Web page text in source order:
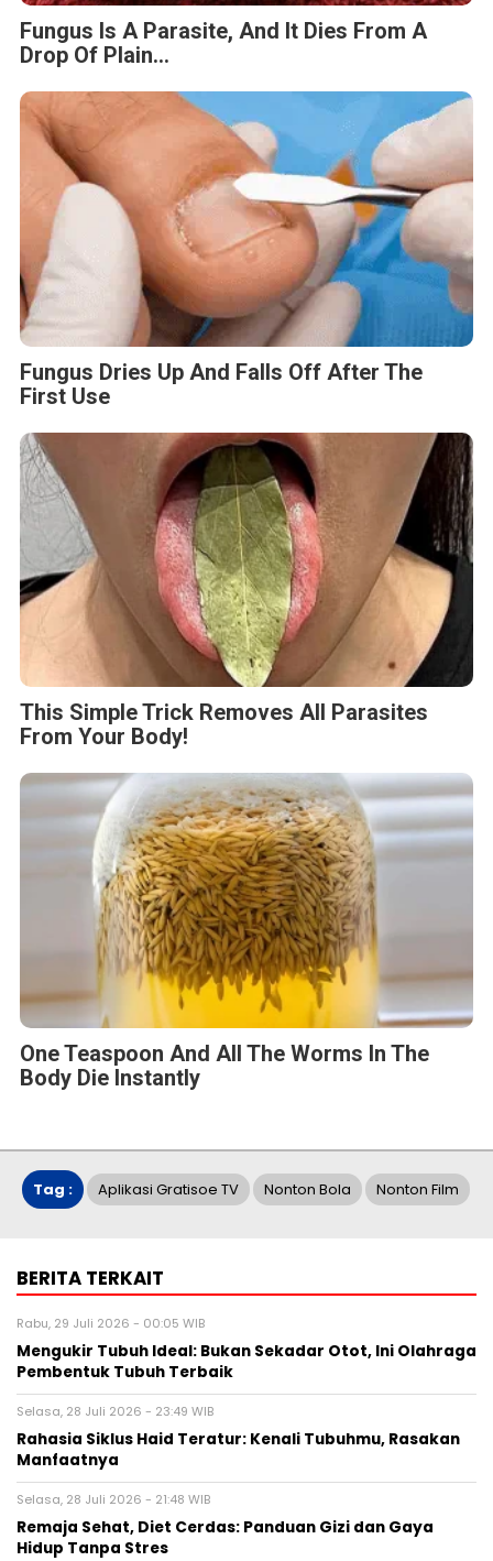
Fungus Is A Parasite, And It Dies From A
Drop Of Plain...
Fungus Dries Up And Falls Off After The
First Use
This Simple Trick Removes All Parasites
From Your Body!
One Teaspoon And All The Worms In The
Body Die Instantly
Tag : Aplikasi Gratisoe TV Nonton Bola Nonton Film
BERITA TERKAIT
Rabu, 29 Juli 2026 - 00:05 WIB
Mengukir Tubuh Ideal: Bukan Sekadar Otot, Ini Olahraga
Pembentuk Tubuh Terbaik
Selasa, 28 Juli 2026 - 23:49 WIB
Rahasia Siklus Haid Teratur: Kenali Tubuhmu, Rasakan
Manfaatnya
Selasa, 28 Juli 2026 - 21:48 WIB
Remaja Sehat, Diet Cerdas: Panduan Gizi dan Gaya
Hidup Tanpa Stres